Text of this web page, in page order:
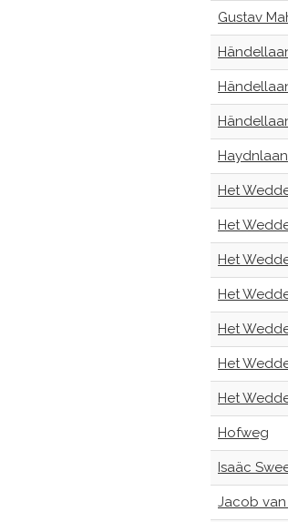
Gustav
Haydnlaan
Het
Het
Het
Het
Het
Het
Het
Hofweg
Isaäc
Jacob